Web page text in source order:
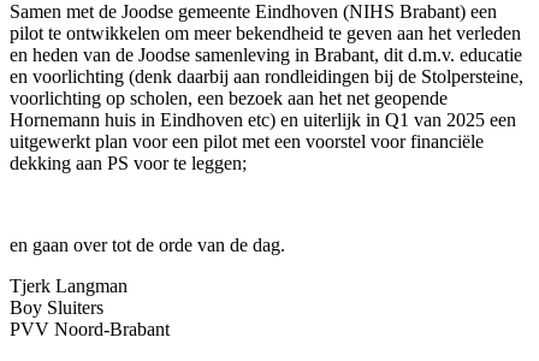
Samen met de Joodse gemeente Eindhoven (NIHS Brabant) een
pilot te ontwikkelen om meer bekendheid te geven aan het verleden
en heden van de Joodse samenleving in Brabant, dit d.m.v. educatie
en voorlichting (denk daarbij aan rondleidingen bij de Stolpersteine,
voorlichting op scholen, een bezoek aan het net geopende
Hornemann huis in Eindhoven etc) en uiterlijk in Q1 van 2025 een
uitgewerkt plan voor een pilot met een voorstel voor financiële
dekking aan PS voor te leggen;
en gaan over tot de orde van de dag.
Tjerk Langman
Boy Sluiters
PVV Noord-Brabant